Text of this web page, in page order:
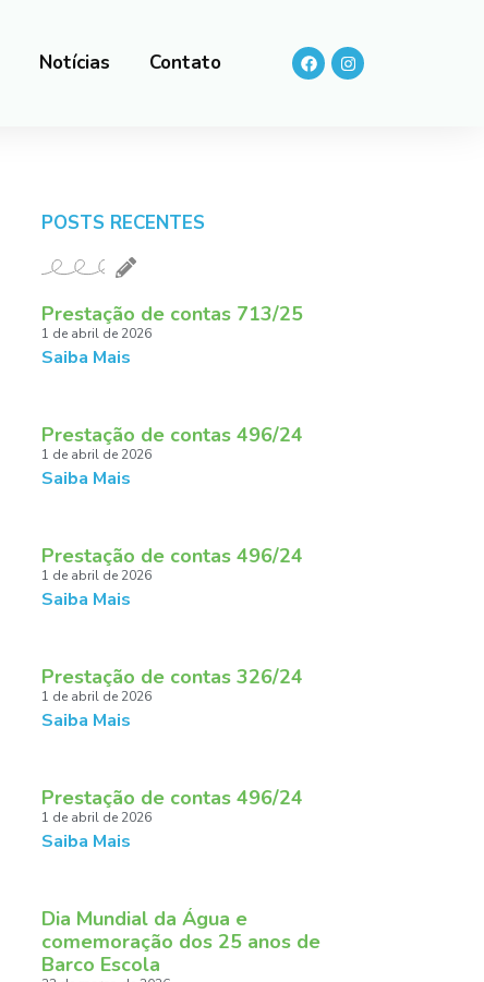
Notícias Contato
POSTS RECENTES
Prestação de contas 713/25
1 de abril de 2026
Saiba Mais
Prestação de contas 496/24
1 de abril de 2026
Saiba Mais
Prestação de contas 496/24
1 de abril de 2026
Saiba Mais
Prestação de contas 326/24
1 de abril de 2026
Saiba Mais
Prestação de contas 496/24
1 de abril de 2026
Saiba Mais
Dia Mundial da Água e
comemoração dos 25 anos de
Barco Escola